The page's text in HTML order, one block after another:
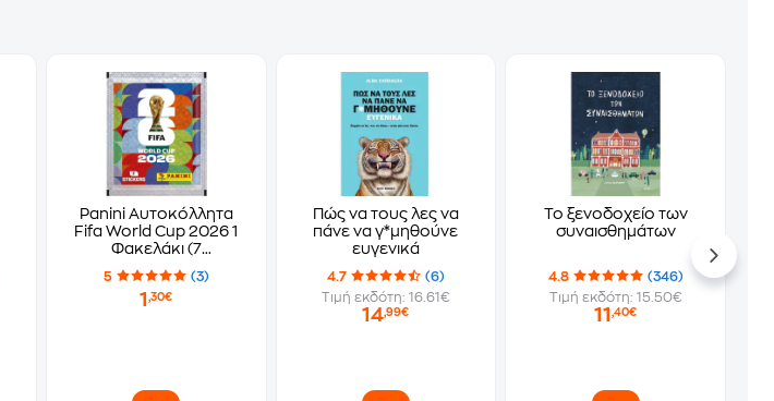
Panini Αυτοκόλλητα
Fifa World Cup 2026 1
Φακελάκι (7
Αυτοκόλλητα)
5 (3)
1,30€
Πώς να τους λες να
πάνε να γ*μηθούνε
ευγενικά
4.7
(6)
Τιμή εκδότη: 16.61€
14,99€
Το ξενοδοχείο των
συναισθημάτων
4.8
(346)
Τιμή εκδότη: 15.50€
11,40€